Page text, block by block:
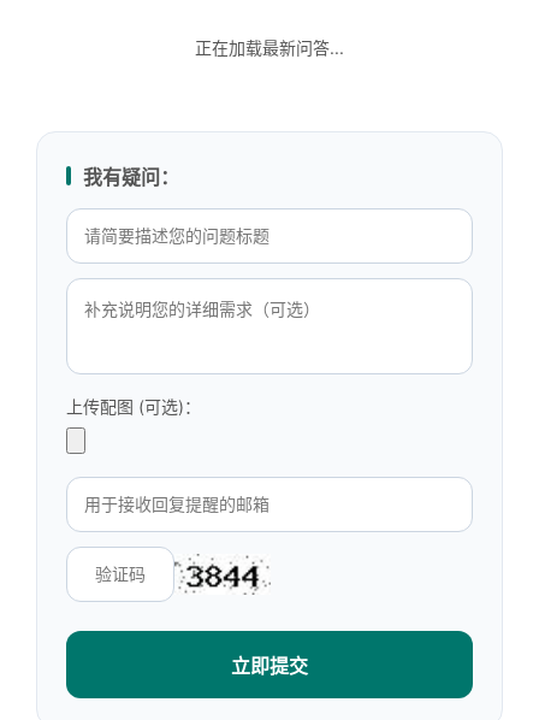
正在加载最新问答...
我有疑问：
上传配图 (可选)：
立即提交